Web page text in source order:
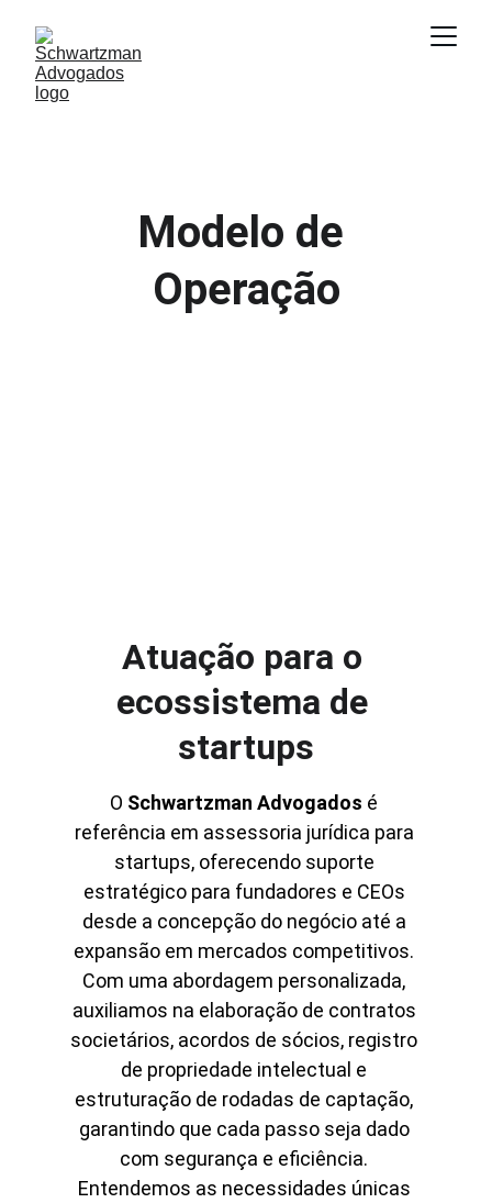
Modelo de
Operação
Atuação para o
ecossistema de
startups
O Schwartzman Advogados é
referência em assessoria jurídica para
startups, oferecendo suporte
estratégico para fundadores e CEOs
desde a concepção do negócio até a
expansão em mercados competitivos.
Com uma abordagem personalizada,
auxiliamos na elaboração de contratos
societários, acordos de sócios, registro
de propriedade intelectual e
estruturação de rodadas de captação,
garantindo que cada passo seja dado
com segurança e eficiência.
Entendemos as necessidades únicas